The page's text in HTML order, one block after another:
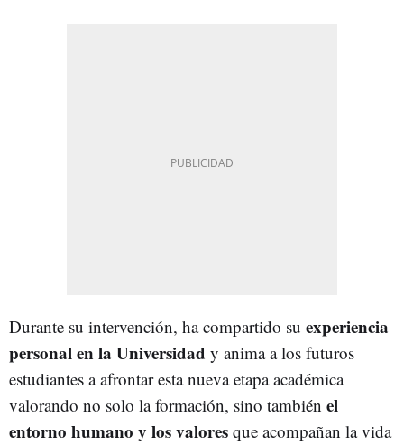
Durante su intervención, ha compartido su experiencia
personal en la Universidad y anima a los futuros
estudiantes a afrontar esta nueva etapa académica
valorando no solo la formación, sino también el
entorno humano y los valores que acompañan la vida